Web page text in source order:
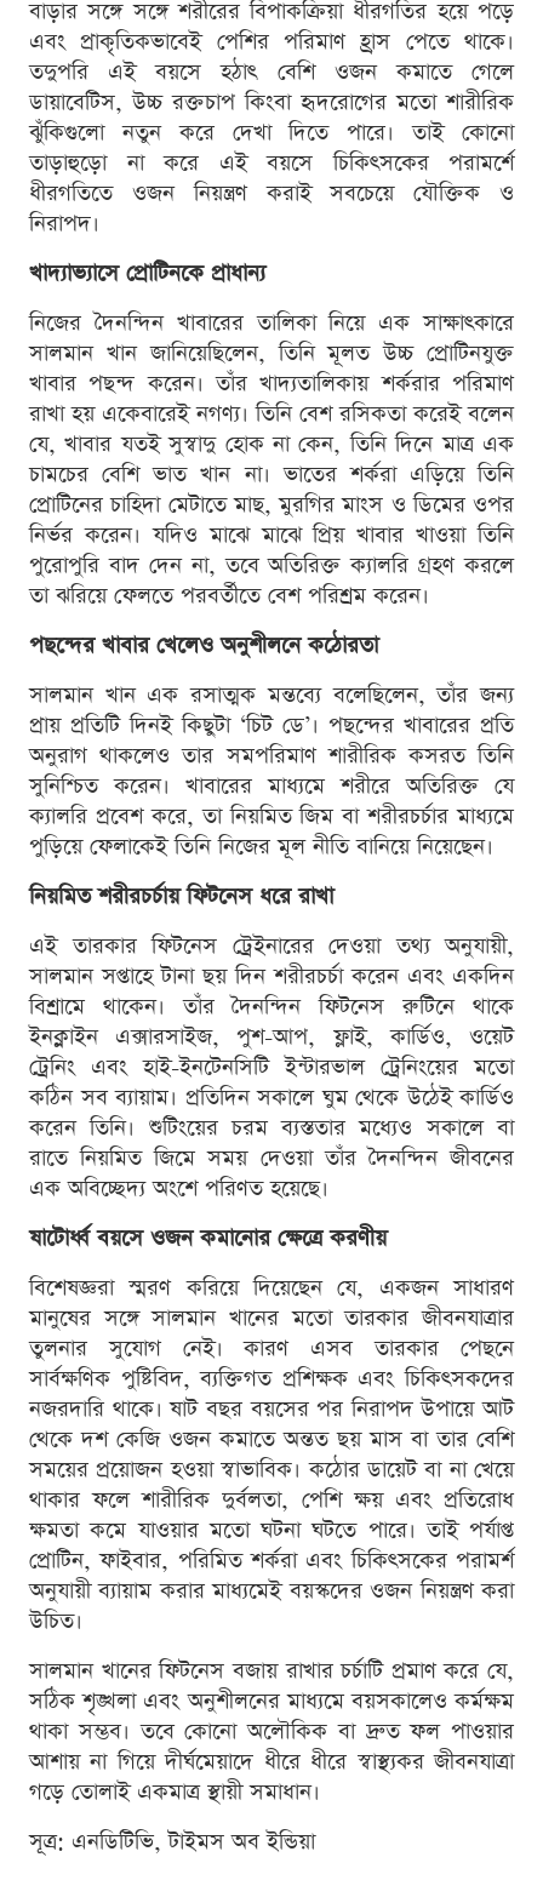
বাড়ার সঙ্গে সঙ্গে শরীরের বিপাকক্রিয়া ধীরগতির হয়ে পড়ে
এবং প্রাকৃতিকভাবেই পেশির পরিমাণ হ্রাস পেতে থাকে।
তদুপরি এই বয়সে হঠাৎ বেশি ওজন কমাতে গেলে
ডায়াবেটিস, উচ্চ রক্তচাপ কিংবা হৃদরোগের মতো শারীরিক
ঝুঁকিগুলো নতুন করে দেখা দিতে পারে। তাই কোনো
তাড়াহুড়ো না করে এই বয়সে চিকিৎসকের পরামর্শে
ধীরগতিতে ওজন নিয়ন্ত্রণ করাই সবচেয়ে যৌক্তিক ও
নিরাপদ।
খাদ্যাভ্যাসে প্রোটিনকে প্রাধান্য
নিজের দৈনন্দিন খাবারের তালিকা নিয়ে এক সাক্ষাৎকারে
সালমান খান জানিয়েছিলেন, তিনি মূলত উচ্চ প্রোটিনযুক্ত
খাবার পছন্দ করেন। তাঁর খাদ্যতালিকায় শর্করার পরিমাণ
রাখা হয় একেবারেই নগণ্য। তিনি বেশ রসিকতা করেই বলেন
যে, খাবার যতই সুস্বাদু হোক না কেন, তিনি দিনে মাত্র এক
চামচের বেশি ভাত খান না। ভাতের শর্করা এড়িয়ে তিনি
প্রোটিনের চাহিদা মেটাতে মাছ, মুরগির মাংস ও ডিমের ওপর
নির্ভর করেন। যদিও মাঝে মাঝে প্রিয় খাবার খাওয়া তিনি
পুরোপুরি বাদ দেন না, তবে অতিরিক্ত ক্যালরি গ্রহণ করলে
তা ঝরিয়ে ফেলতে পরবর্তীতে বেশ পরিশ্রম করেন।
পছন্দের খাবার খেলেও অনুশীলনে কঠোরতা
সালমান খান এক রসাত্মক মন্তব্যে বলেছিলেন, তাঁর জন্য
প্রায় প্রতিটি দিনই কিছুটা ‘চিট ডে’। পছন্দের খাবারের প্রতি
অনুরাগ থাকলেও তার সমপরিমাণ শারীরিক কসরত তিনি
সুনিশ্চিত করেন। খাবারের মাধ্যমে শরীরে অতিরিক্ত যে
ক্যালরি প্রবেশ করে, তা নিয়মিত জিম বা শরীরচর্চার মাধ্যমে
পুড়িয়ে ফেলাকেই তিনি নিজের মূল নীতি বানিয়ে নিয়েছেন।
নিয়মিত শরীরচর্চায় ফিটনেস ধরে রাখা
এই তারকার ফিটনেস ট্রেইনারের দেওয়া তথ্য অনুযায়ী,
সালমান সপ্তাহে টানা ছয় দিন শরীরচর্চা করেন এবং একদিন
বিশ্রামে থাকেন। তাঁর দৈনন্দিন ফিটনেস রুটিনে থাকে
ইনক্লাইন এক্সারসাইজ, পুশ-আপ, ফ্লাই, কার্ডিও, ওয়েট
ট্রেনিং এবং হাই-ইনটেনসিটি ইন্টারভাল ট্রেনিংয়ের মতো
কঠিন সব ব্যায়াম। প্রতিদিন সকালে ঘুম থেকে উঠেই কার্ডিও
করেন তিনি। শুটিংয়ের চরম ব্যস্ততার মধ্যেও সকালে বা
রাতে নিয়মিত জিমে সময় দেওয়া তাঁর দৈনন্দিন জীবনের
এক অবিচ্ছেদ্য অংশে পরিণত হয়েছে।
ষাটোর্ধ্ব বয়সে ওজন কমানোর ক্ষেত্রে করণীয়
বিশেষজ্ঞরা স্মরণ করিয়ে দিয়েছেন যে, একজন সাধারণ
মানুষের সঙ্গে সালমান খানের মতো তারকার জীবনযাত্রার
তুলনার সুযোগ নেই। কারণ এসব তারকার পেছনে
সার্বক্ষণিক পুষ্টিবিদ, ব্যক্তিগত প্রশিক্ষক এবং চিকিৎসকদের
নজরদারি থাকে। ষাট বছর বয়সের পর নিরাপদ উপায়ে আট
থেকে দশ কেজি ওজন কমাতে অন্তত ছয় মাস বা তার বেশি
সময়ের প্রয়োজন হওয়া স্বাভাবিক। কঠোর ডায়েট বা না খেয়ে
থাকার ফলে শারীরিক দুর্বলতা, পেশি ক্ষয় এবং প্রতিরোধ
ক্ষমতা কমে যাওয়ার মতো ঘটনা ঘটতে পারে। তাই পর্যাপ্ত
প্রোটিন, ফাইবার, পরিমিত শর্করা এবং চিকিৎসকের পরামর্শ
অনুযায়ী ব্যায়াম করার মাধ্যমেই বয়স্কদের ওজন নিয়ন্ত্রণ করা
উচিত।
সালমান খানের ফিটনেস বজায় রাখার চর্চাটি প্রমাণ করে যে,
সঠিক শৃঙ্খলা এবং অনুশীলনের মাধ্যমে বয়সকালেও কর্মক্ষম
থাকা সম্ভব। তবে কোনো অলৌকিক বা দ্রুত ফল পাওয়ার
আশায় না গিয়ে দীর্ঘমেয়াদে ধীরে ধীরে স্বাস্থ্যকর জীবনযাত্রা
গড়ে তোলাই একমাত্র স্থায়ী সমাধান।
সূত্র: এনডিটিভি, টাইমস অব ইন্ডিয়া